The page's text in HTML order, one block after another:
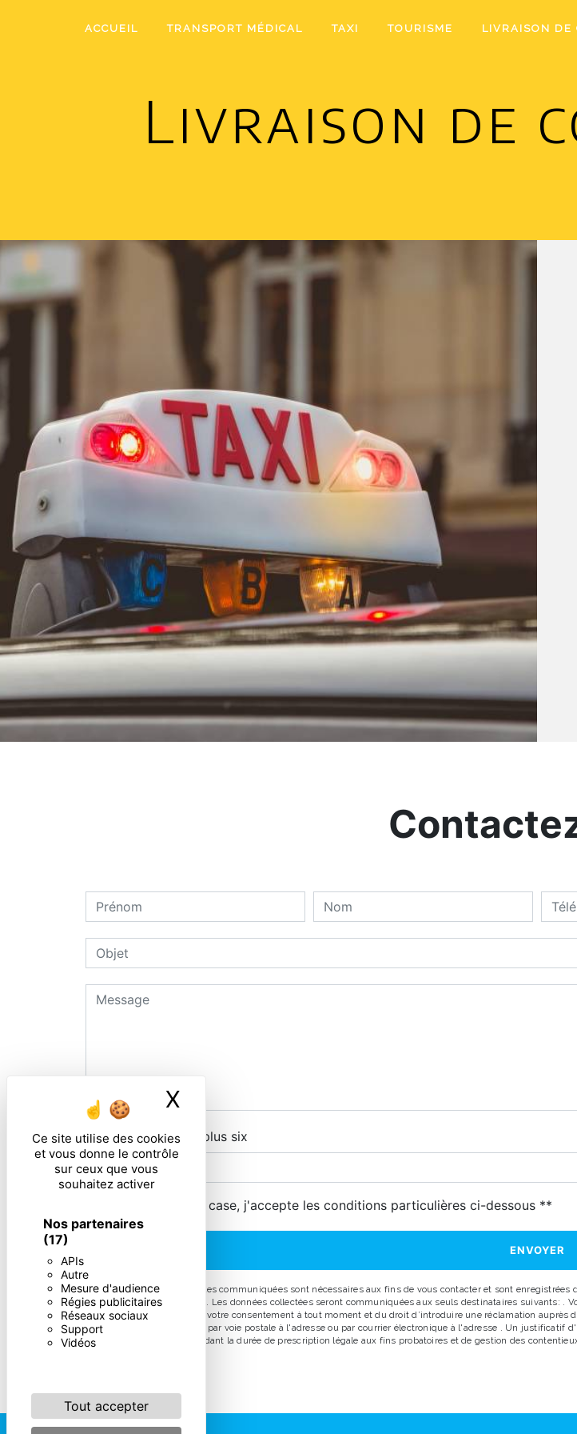
Ce site utilise des cookies
et vous donne le contrôle
sur ceux que vous
souhaitez activer
Nos partenaires
(17)
APIs
Autre
Mesure d'audience
Régies publicitaires
Réseaux sociaux
Support
Vidéos
Tout accepter
X
ACCUEIL TRANSPORT MÉDICAL TAXI TOURISME LIVRAISON DE
Livraison de
Combien font cinq plus six
En cochant cette case, j'accepte les conditions particulières ci-dessous **
ENVOYER
** Les données personnelles communiquées sont nécessaires aux fins de vous contacter et sont
répondre à votre message. Les données collectées seront communiquées aux seuls destinataires suivants: .
d’opposition, de retrait de votre consentement à tout moment et du droit d’introduire une réclamation auprès
pouvez exercer ces droits par voie postale à l'adresse ou par courrier électronique à l'adresse . Un justificatif
prise de contact puis pendant la durée de prescription légale aux fins probatoires et de gestion des